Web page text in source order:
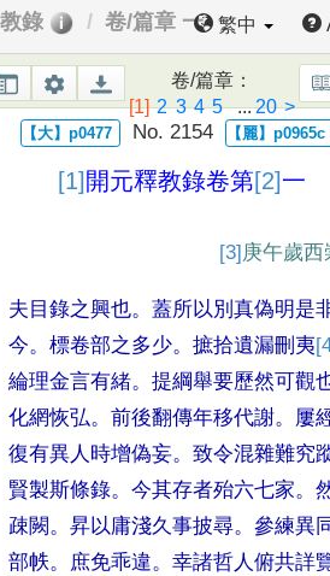
錄 卷/篇章 一 繁中
卷/篇章 ：
[1] 2 3 4 5...20 >
No. 2154
[1] 開元釋教錄卷第[2]一
[3] 庚午歲西
夫目錄之興也。蓋所以別真偽明是
今。標卷部之多少。摭拾遺漏刪夷
綸理金言有緒。提綱舉要歷然可觀
化網恢弘。前後翻傳年移代謝。 屢
復有異人時增偽妄。致令混雜難究
賢製斯條錄。今其存者殆六七家。
疎闕。昇以庸淺久事披尋。參練異
部帙。 庶免乖違。幸諸哲人俯共詳